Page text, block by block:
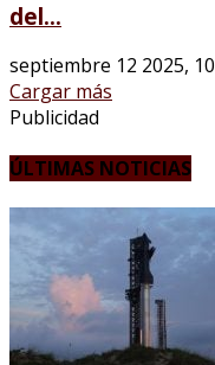
del...
septiembre 12 2025,
Cargar más
Publicidad
ÚLTIMAS NOTICIAS